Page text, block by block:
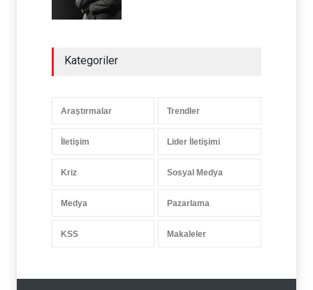
Kategoriler
Araştırmalar Trendler
İletişim Lider İletişimi
Kriz Sosyal Medya
Medya Pazarlama
KSS Makaleler